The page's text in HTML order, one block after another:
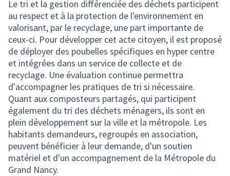
Le tri et la gestion différenciée des déchets participent
au respect et à la protection de l'environnement en
valorisant, par le recyclage, une part importante de
ceux-ci. Pour développer cet acte citoyen, il est proposé
de déployer des poubelles spécifiques en hyper centre
et intégrées dans un service de collecte et de
recyclage. Une évaluation continue permettra
d'accompagner les pratiques de tri si nécessaire.
Quant aux composteurs partagés, qui participent
également du tri des déchets ménagers, ils sont en
plein développement sur la ville et la métropole. Les
habitants demandeurs, regroupés en association,
peuvent bénéficier à leur demande, d'un soutien
matériel et d'un accompagnement de la Métropole du
Grand Nancy.